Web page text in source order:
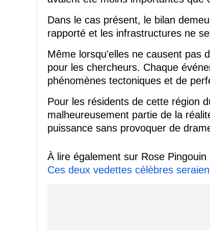
Dans le cas présent, le bilan
rapporté et les infrastructures ne
Même lorsqu'elles ne causent pas
pour les chercheurs. Chaque
phénomènes tectoniques et de
Pour les résidents de cette région
malheureusement partie de la
puissance sans provoquer de
À lire également sur Rose Pingouin
Ces deux vedettes célèbres